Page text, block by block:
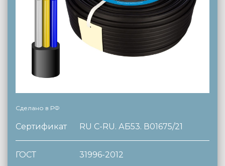
Сделано в РФ
Сертификат RU C-RU. АБ53. В01675/21
ГОСТ 31996-2012